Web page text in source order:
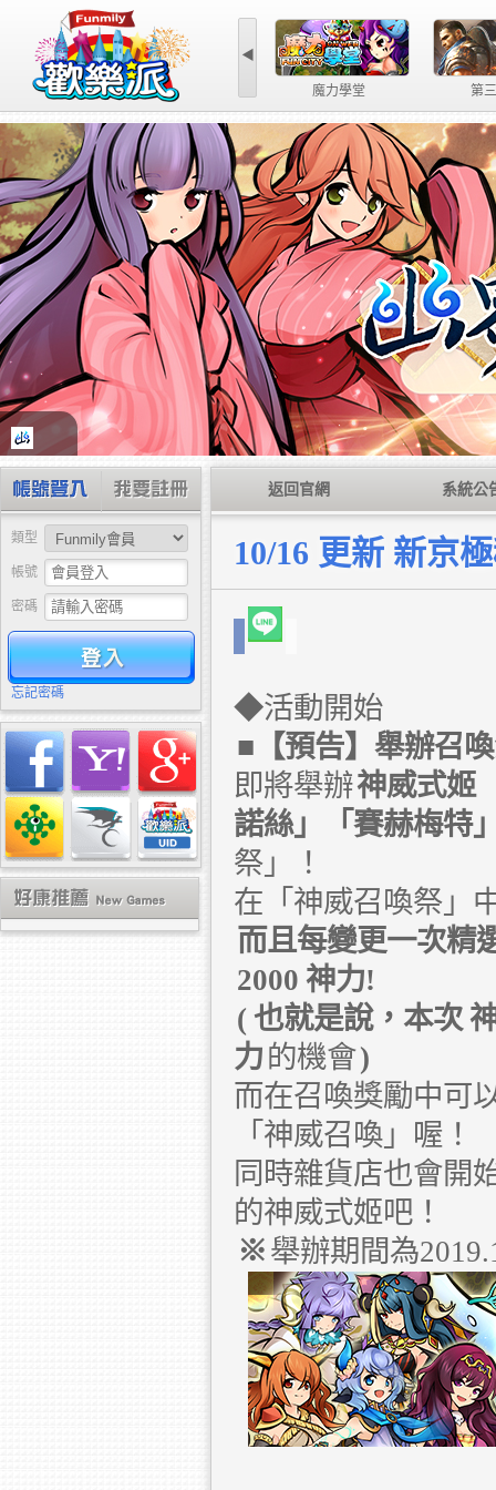
◀
魔力學堂 第
類型
帳號
密碼
驗證
忘記密碼
返回官網 系統公
10/16 更新 新京
◆活動開始
■【預告】舉辦召
即將舉辦神威式姬
諾絲」「賽赫梅特
祭」！
在「神威召喚祭」
而且每變更一次精
2000 神力!
( 也就是說，本次
力 的機會)
而在召喚獎勵中可
「神威召喚」喔！
同時雜貨店也會開
的神威式姬吧！
※ 舉辦期間為